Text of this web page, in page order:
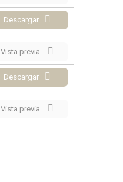
Descargar
Vista previa
Descargar
Vista previa